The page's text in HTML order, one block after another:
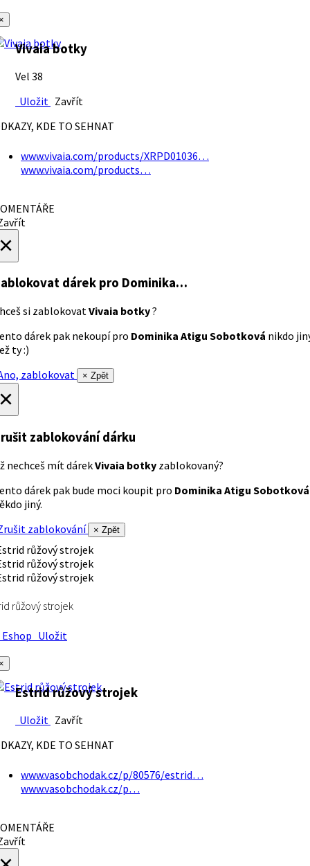
Vivaia botky
Vel 38
Uložit Zavřít
KDE TO SEHNAT
www.vivaia.com/products/XRPD01036…
www.vivaia.com/products…
dárek pro Dominika…
si zablokovatVivaia botky?
dárek pak nekoupí pro Dominika Atigu Sobotková nikdo
ty :)
zablokovat
× Zpět
zablokování dárku
nechceš mít dárekVivaia botky zablokovaný?
dárek pak bude moci koupit pro Dominika Atigu Sobotková
jiný.
zablokování
× Zpět
růžový strojek
Uložit
Estrid růžový strojek
Uložit Zavřít
KDE TO SEHNAT
www.vasobchodak.cz/p/80576/estrid…
www.vasobchodak.cz/p…